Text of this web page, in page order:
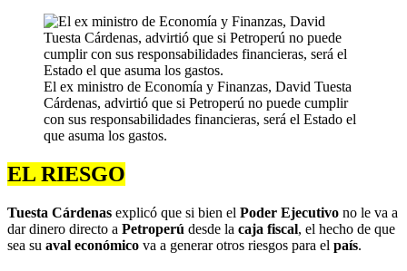
El ex ministro de Economía y Finanzas, David Tuesta
Cárdenas, advirtió que si Petroperú no puede cumplir
con sus responsabilidades financieras, será el Estado el
que asuma los gastos.
EL RIESGO
Tuesta Cárdenas explicó que si bien el Poder Ejecutivo no le va a
dar dinero directo a Petroperú desde la caja fiscal, el hecho de que
sea su aval económico va a generar otros riesgos para el país.